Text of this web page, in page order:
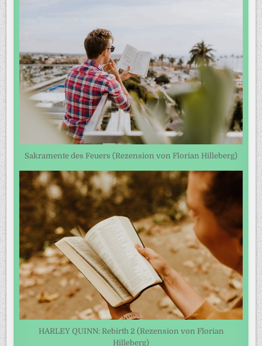
Sakramente des Feuers (Rezension von Florian Hilleberg)
HARLEY QUINN: Rebirth 2 (Rezension von Florian
Hilleberg)